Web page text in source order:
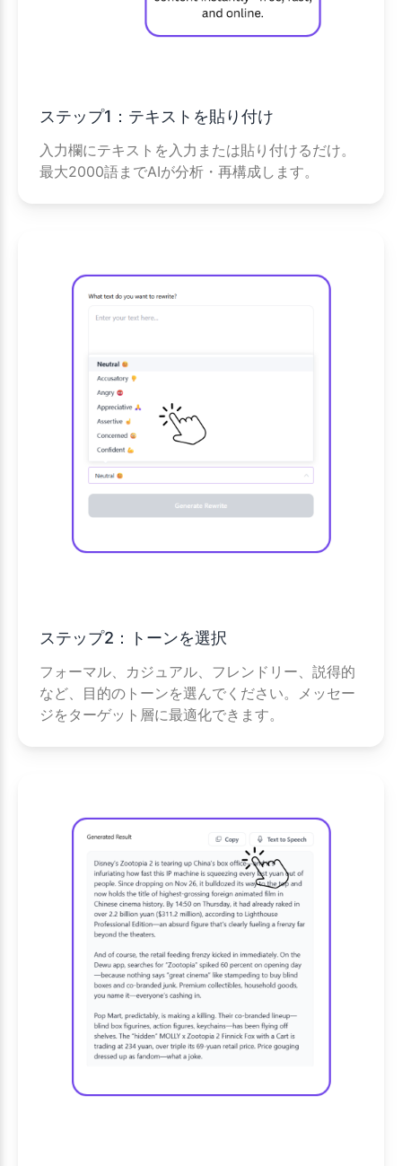
ステップ1：テキストを貼り付け
入力欄にテキストを入力または貼り付けるだけ。
最大2000語までAIが分析・再構成します。
ステップ2：トーンを選択
フォーマル、カジュアル、フレンドリー、説得的
など、目的のトーンを選んでください。メッセー
ジをターゲット層に最適化できます。